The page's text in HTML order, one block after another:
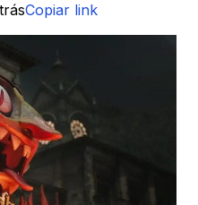
Copiar link